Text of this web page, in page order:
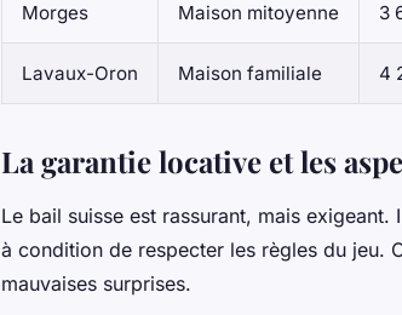
Morges Maison mitoyenne 3
Lavaux-Oron Maison familiale 4
La garantie locative et les
Le bail suisse est rassurant, mais
à condition de respecter les règles du jeu.
mauvaises surprises.